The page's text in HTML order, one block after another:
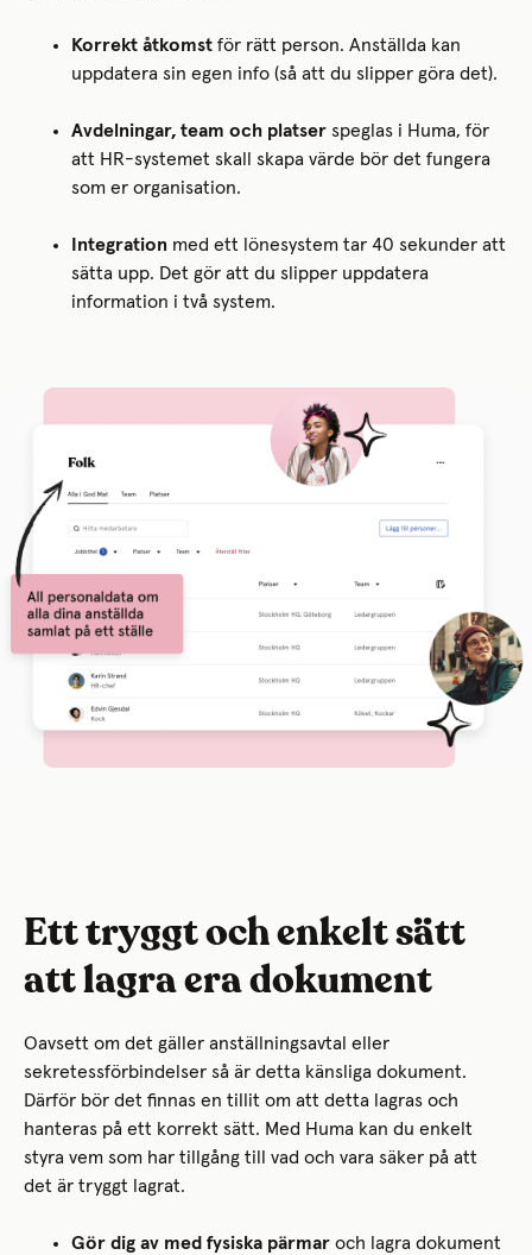
Korrekt åtkomst för rätt person. Anställda kan
uppdatera sin egen info (så att du slipper göra det).
Avdelningar, team och platser speglas i Huma, för
att HR-systemet skall skapa värde bör det fungera
som er organisation.
Integration med ett lönesystem tar 40 sekunder att
sätta upp. Det gör att du slipper uppdatera
information i två system.
Ett tryggt och enkelt sätt
att lagra era dokument
Oavsett om det gäller anställningsavtal eller
sekretessförbindelser så är detta känsliga dokument.
Därför bör det finnas en tillit om att detta lagras och
hanteras på ett korrekt sätt. Med Huma kan du enkelt
styra vem som har tillgång till vad och vara säker på att
det är tryggt lagrat.
Gör dig av med fysiska pärmar och lagra dokument